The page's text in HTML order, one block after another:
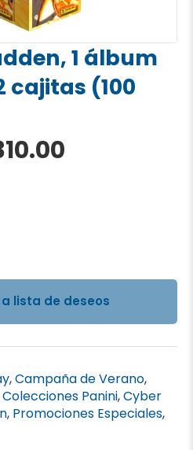
1 álbum
cajitas (100
lista de deseos
,Campaña de Verano,
Colecciones Panini,Cyber
, Promociones Especiales,